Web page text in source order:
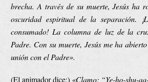
brecha. A través de su muerte, Jesús ha
oscuridad espiritual de la separación.
consumado! La columna de luz de la
Padre. Con su muerte, Jesús me ha
unión con el Padre».
(El animador dice:) «Clamo: “Ye-ho-shu-